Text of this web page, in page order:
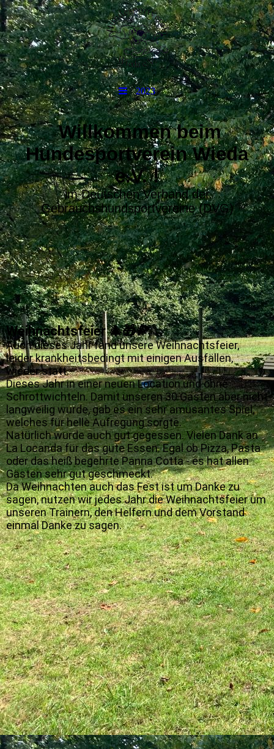
2023
Willkommen beim
Hundesportverein Wieda
e.V. !
im Deutschen Verband der
Gebrauchshundsportvereine (DVG)
Weihnachtsfeier 🎄🎁🍕
Auch dieses Jahr fand unsere Weihnachtsfeier,
leider krankheitsbedingt mit einigen Ausfällen,
wieder statt.
Dieses Jahr in einer neuen Location und ohne
Schrottwichteln. Damit unseren 30 Gästen aber nicht
langweilig wurde, gab es ein sehr amüsantes Spiel,
welches für helle Aufregung sorgte.
Natürlich wurde auch gut gegessen. Vielen Dank an
La Locanda für das gute Essen. Egal ob Pizza, Pasta
oder das heiß begehrte Panna Cotta - es hat allen
Gästen sehr gut geschmeckt.
Da Weihnachten auch das Fest ist um Danke zu
sagen, nutzen wir jedes Jahr die Weihnachtsfeier um
unseren Trainern, den Helfern und dem Vorstand
einmal Danke zu sagen.